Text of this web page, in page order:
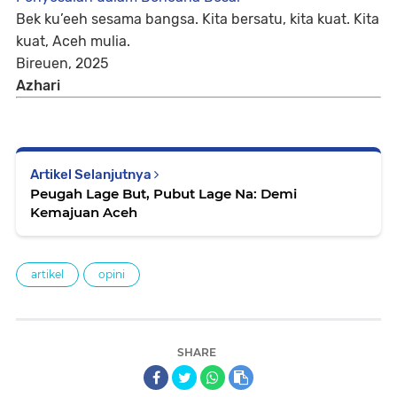
Bek ku’eeh sesama bangsa. Kita bersatu, kita kuat. Kita
kuat, Aceh mulia.
Bireuen, 2025
Azhari
Artikel Selanjutnya
Peugah Lage But, Pubut Lage Na: Demi
Kemajuan Aceh
artikel opini
SHARE